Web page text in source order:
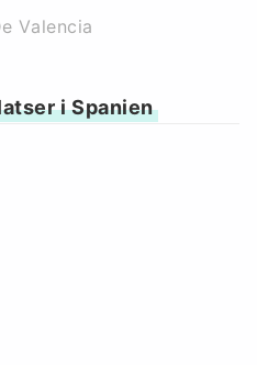
Valencia
i Spanien